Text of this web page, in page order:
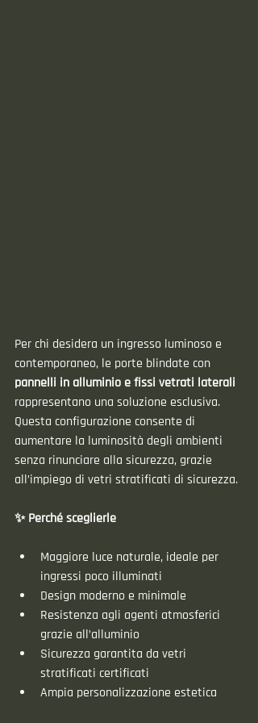
Per chi desidera un ingresso luminoso e
contemporaneo, le porte blindate con
pannelli in alluminio e fissi vetrati laterali
rappresentano una soluzione esclusiva.
Questa configurazione consente di
aumentare la luminosità degli ambienti
senza rinunciare alla sicurezza, grazie
all’impiego di vetri stratificati di sicurezza.
✨ Perché sceglierle
Maggiore luce naturale, ideale per
ingressi poco illuminati
Design moderno e minimale
Resistenza agli agenti atmosferici
grazie all’alluminio
Sicurezza garantita da vetri
stratificati certificati
Ampia personalizzazione estetica